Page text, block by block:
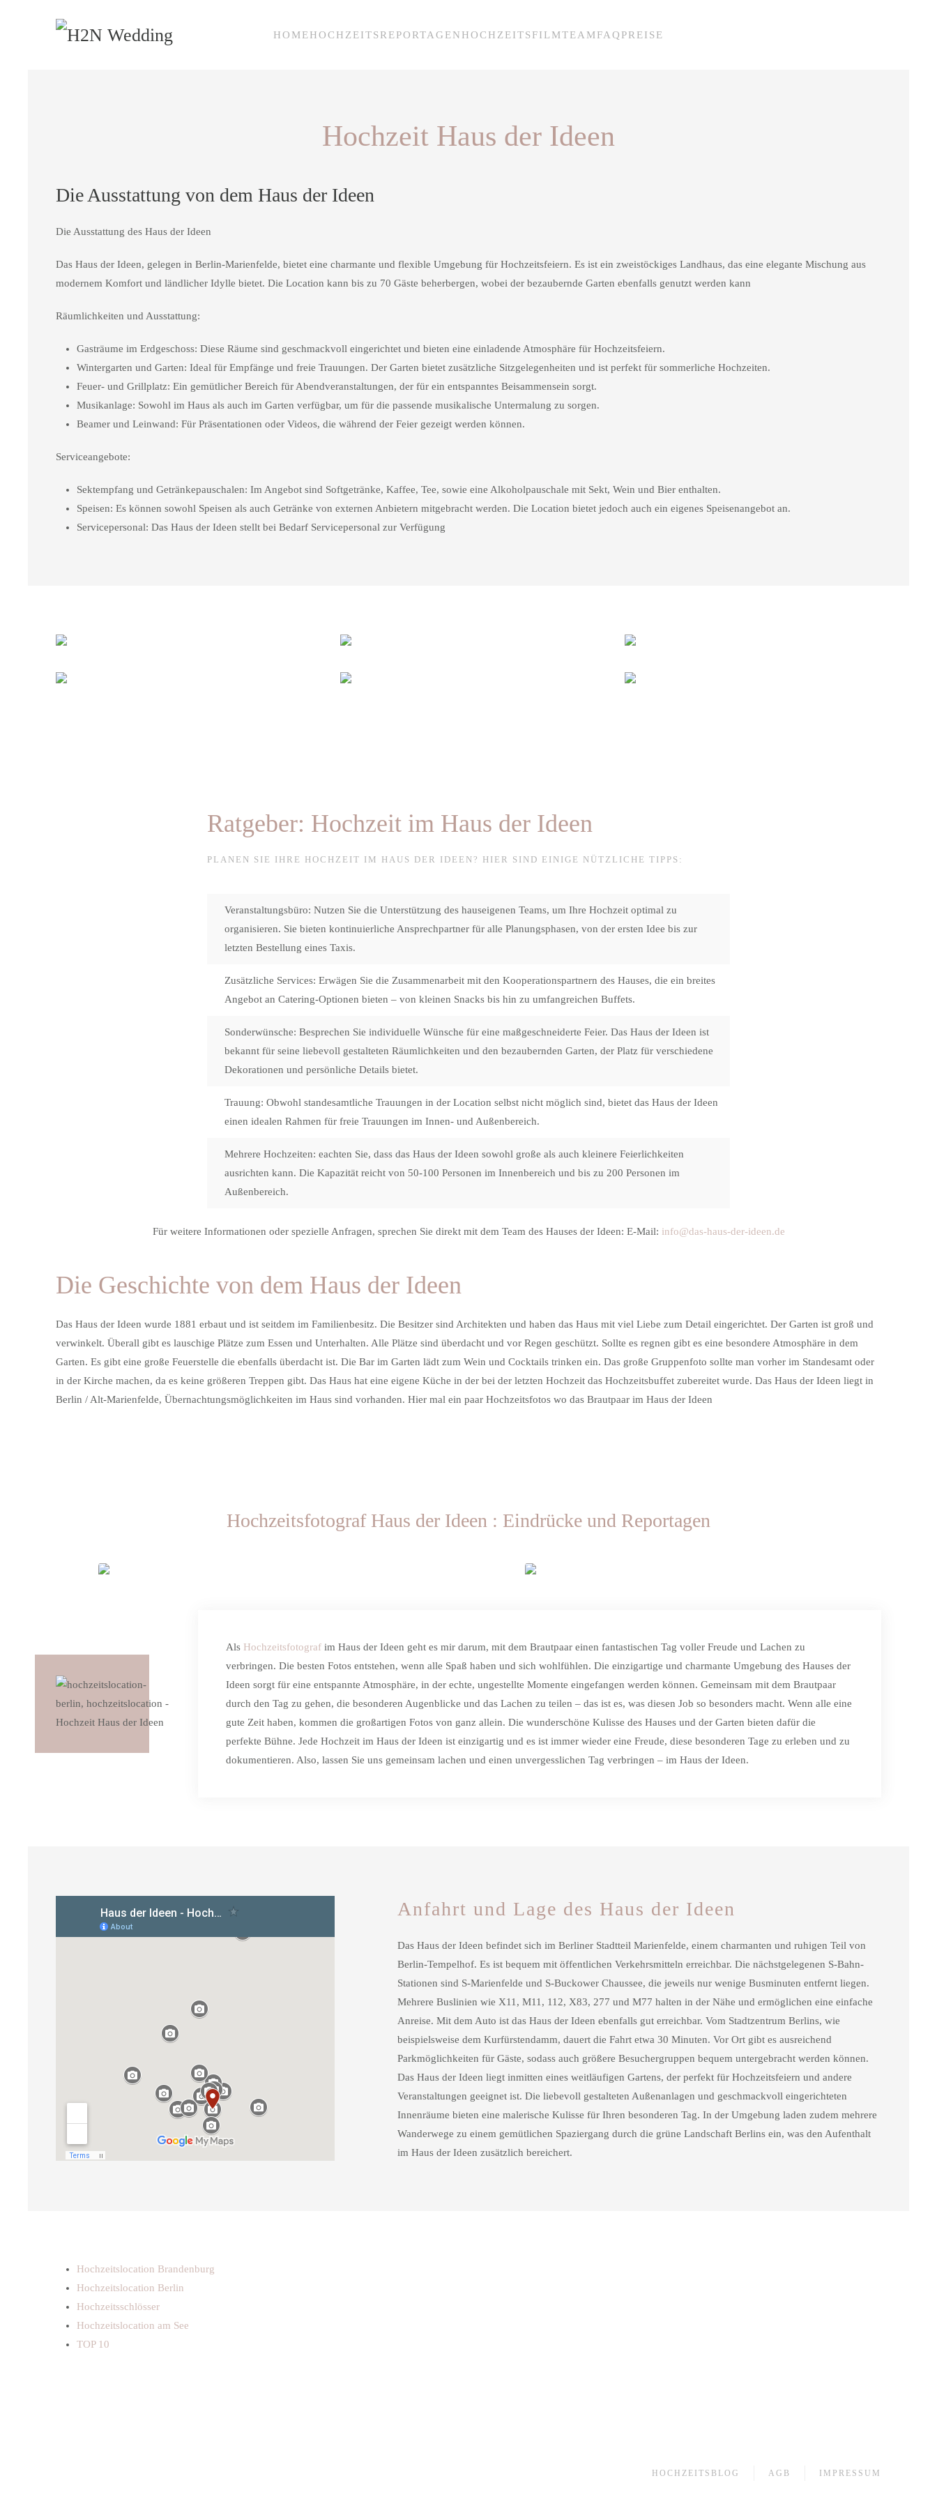
Zum Hauptinhalt springen HOMEHOCHZEITSREPORTAGEN HOCHZEITSFILMTEAMFAQ PREISE
Hochzeit Haus der Ideen
Die Ausstattung von dem Haus der Ideen
Die Ausstattung des Haus der Ideen
Das Haus der Ideen, gelegen in Berlin-Marienfelde, bietet eine charmante und flexible Umgebung für Hochzeitsfeiern. Es ist ein zweistöckiges Landhaus, das eine elegante Mischung aus
modernem Komfort und ländlicher Idylle bietet. Die Location kann bis zu 70 Gäste beherbergen, wobei der bezaubernde Garten ebenfalls genutzt werden kann
Räumlichkeiten und Ausstattung:
Gasträume im Erdgeschoss: Diese Räume sind geschmackvoll eingerichtet und bieten eine einladende Atmosphäre für Hochzeitsfeiern.
Wintergarten und Garten: Ideal für Empfänge und freie Trauungen. Der Garten bietet zusätzliche Sitzgelegenheiten und ist perfekt für sommerliche Hochzeiten.
Feuer- und Grillplatz: Ein gemütlicher Bereich für Abendveranstaltungen, der für ein entspanntes Beisammensein sorgt.
Musikanlage: Sowohl im Haus als auch im Garten verfügbar, um für die passende musikalische Untermalung zu sorgen.
Beamer und Leinwand: Für Präsentationen oder Videos, die während der Feier gezeigt werden können.
Serviceangebote:
Sektempfang und Getränkepauschalen: Im Angebot sind Softgetränke, Kaffee, Tee, sowie eine Alkoholpauschale mit Sekt, Wein und Bier enthalten.
Speisen: Es können sowohl Speisen als auch Getränke von externen Anbietern mitgebracht werden. Die Location bietet jedoch auch ein eigenes Speisenangebot an.
Servicepersonal: Das Haus der Ideen stellt bei Bedarf Servicepersonal zur Verfügung
Ratgeber: Hochzeit im Haus der Ideen
PLANEN SIE IHRE HOCHZEIT IM HAUS DER IDEEN? HIER SIND EINIGE NÜTZLICHE TIPPS:
Veranstaltungsbüro: Nutzen Sie die Unterstützung des hauseigenen Teams, um Ihre Hochzeit optimal zu
organisieren. Sie bieten kontinuierliche Ansprechpartner für alle Planungsphasen, von der ersten Idee bis zur
letzten Bestellung eines Taxis.
Zusätzliche Services: Erwägen Sie die Zusammenarbeit mit den Kooperationspartnern des Hauses, die ein breites
Angebot an Catering-Optionen bieten – von kleinen Snacks bis hin zu umfangreichen Buffets.
Sonderwünsche: Besprechen Sie individuelle Wünsche für eine maßgeschneiderte Feier. Das Haus der Ideen ist
bekannt für seine liebevoll gestalteten Räumlichkeiten und den bezaubernden Garten, der Platz für verschiedene
Dekorationen und persönliche Details bietet.
Trauung: Obwohl standesamtliche Trauungen in der Location selbst nicht möglich sind, bietet das Haus der Ideen
einen idealen Rahmen für freie Trauungen im Innen- und Außenbereich.
Mehrere Hochzeiten: eachten Sie, dass das Haus der Ideen sowohl große als auch kleinere Feierlichkeiten
ausrichten kann. Die Kapazität reicht von 50-100 Personen im Innenbereich und bis zu 200 Personen im
Außenbereich.
Für weitere Informationen oder spezielle Anfragen, sprechen Sie direkt mit dem Team des Hauses der Ideen: E-Mail: info@das-haus-der-ideen.de
Die Geschichte von dem Haus der Ideen
Das Haus der Ideen wurde 1881 erbaut und ist seitdem im Familienbesitz. Die Besitzer sind Architekten und haben das Haus mit viel Liebe zum Detail eingerichtet. Der Garten ist groß und
verwinkelt. Überall gibt es lauschige Plätze zum Essen und Unterhalten. Alle Plätze sind überdacht und vor Regen geschützt. Sollte es regnen gibt es eine besondere Atmosphäre in dem
Garten. Es gibt eine große Feuerstelle die ebenfalls überdacht ist. Die Bar im Garten lädt zum Wein und Cocktails trinken ein. Das große Gruppenfoto sollte man vorher im Standesamt oder
in der Kirche machen, da es keine größeren Treppen gibt. Das Haus hat eine eigene Küche in der bei der letzten Hochzeit das Hochzeitsbuffet zubereitet wurde. Das Haus der Ideen liegt in
Berlin / Alt-Marienfelde, Übernachtungsmöglichkeiten im Haus sind vorhanden. Hier mal ein paar Hochzeitsfotos wo das Brautpaar im Haus der Ideen
Hochzeitsfotograf Haus der Ideen : Eindrücke und Reportagen
Als Hochzeitsfotograf im Haus der Ideen geht es mir darum, mit dem Brautpaar einen fantastischen Tag voller Freude und Lachen zu
verbringen. Die besten Fotos entstehen, wenn alle Spaß haben und sich wohlfühlen. Die einzigartige und charmante Umgebung des Hauses der
Ideen sorgt für eine entspannte Atmosphäre, in der echte, ungestellte Momente eingefangen werden können. Gemeinsam mit dem Brautpaar
durch den Tag zu gehen, die besonderen Augenblicke und das Lachen zu teilen – das ist es, was diesen Job so besonders macht. Wenn alle eine
gute Zeit haben, kommen die großartigen Fotos von ganz allein. Die wunderschöne Kulisse des Hauses und der Garten bieten dafür die
perfekte Bühne. Jede Hochzeit im Haus der Ideen ist einzigartig und es ist immer wieder eine Freude, diese besonderen Tage zu erleben und zu
dokumentieren. Also, lassen Sie uns gemeinsam lachen und einen unvergesslichen Tag verbringen – im Haus der Ideen.
Anfahrt und Lage des Haus der Ideen
Das Haus der Ideen befindet sich im Berliner Stadtteil Marienfelde, einem charmanten und ruhigen Teil von
Berlin-Tempelhof. Es ist bequem mit öffentlichen Verkehrsmitteln erreichbar. Die nächstgelegenen S-Bahn-
Stationen sind S-Marienfelde und S-Buckower Chaussee, die jeweils nur wenige Busminuten entfernt liegen.
Mehrere Buslinien wie X11, M11, 112, X83, 277 und M77 halten in der Nähe und ermöglichen eine einfache
Anreise. Mit dem Auto ist das Haus der Ideen ebenfalls gut erreichbar. Vom Stadtzentrum Berlins, wie
beispielsweise dem Kurfürstendamm, dauert die Fahrt etwa 30 Minuten. Vor Ort gibt es ausreichend
Parkmöglichkeiten für Gäste, sodass auch größere Besuchergruppen bequem untergebracht werden können.
Das Haus der Ideen liegt inmitten eines weitläufigen Gartens, der perfekt für Hochzeitsfeiern und andere
Veranstaltungen geeignet ist. Die liebevoll gestalteten Außenanlagen und geschmackvoll eingerichteten
Innenräume bieten eine malerische Kulisse für Ihren besonderen Tag. In der Umgebung laden zudem mehrere
Wanderwege zu einem gemütlichen Spaziergang durch die grüne Landschaft Berlins ein, was den Aufenthalt
im Haus der Ideen zusätzlich bereichert.
Hochzeitslocation Brandenburg
Hochzeitslocation Berlin
Hochzeitsschlösser
Hochzeitslocation am See
TOP 10
HOCHZEITSBLOG AGB IMPRESSUM